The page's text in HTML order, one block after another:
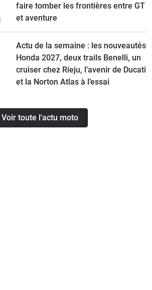
faire tomber les frontières entre GT
et aventure
Actu de la semaine : les nouveautés
Honda 2027, deux trails Benelli, un
cruiser chez Rieju, l’avenir de Ducati
et la Norton Atlas à l’essai
Voir toute l'actu moto